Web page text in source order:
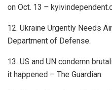
on Oct. 13 –
12. Ukraine Urgently Needs
Department of Defense.
13. US and UN condemn
it happened – The Guardian.